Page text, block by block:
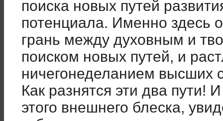
поиска новых путей
потенциала. Именно здесь
грань между духовным и
поиском новых путей, и
ничегонеделанием высших
Как разнятся эти два пути!
этого внешнего блеска,